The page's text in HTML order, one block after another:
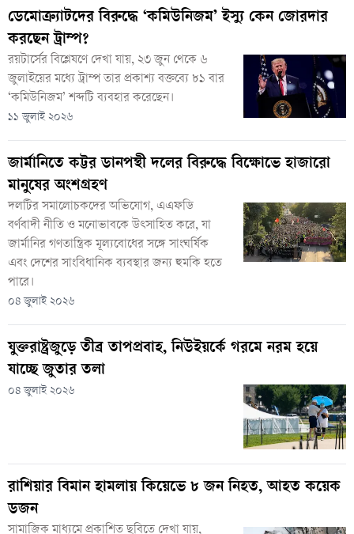
ডেমোক্র্যাটদের বিরুদ্ধে ‘কমিউনিজম’ ইস্যু কেন জোরদার
করছেন ট্রাম্প?
রয়টার্সের বিশ্লেষণে দেখা যায়, ২৩ জুন থেকে ৬
জুলাইয়ের মধ্যে ট্রাম্প তার প্রকাশ্য বক্তব্যে ৮১ বার
‘কমিউনিজম’ শব্দটি ব্যবহার করেছেন।
১১ জুলাই ২০২৬
জার্মানিতে কট্টর ডানপন্থী দলের বিরুদ্ধে বিক্ষোভে হাজারো
মানুষের অংশগ্রহণ
দলটির সমালোচকদের অভিযোগ, এএফডি
বর্ণবাদী নীতি ও মনোভাবকে উৎসাহিত করে, যা
জার্মানির গণতান্ত্রিক মূল্যবোধের সঙ্গে সাংঘর্ষিক
এবং দেশের সাংবিধানিক ব্যবস্থার জন্য হুমকি হতে
পারে।
০৪ জুলাই ২০২৬
যুক্তরাষ্ট্রজুড়ে তীব্র তাপপ্রবাহ, নিউইয়র্কে গরমে নরম হয়ে
যাচ্ছে জুতার তলা
০৪ জুলাই ২০২৬
রাশিয়ার বিমান হামলায় কিয়েভে ৮ জন নিহত, আহত কয়েক
ডজন
সামাজিক মাধ্যমে প্রকাশিত ছবিতে দেখা যায়,